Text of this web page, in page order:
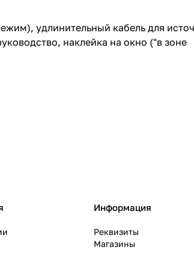
удлинительный кабель для
наклейка на окно ("в зоне
Информация
Реквизиты
Магазины